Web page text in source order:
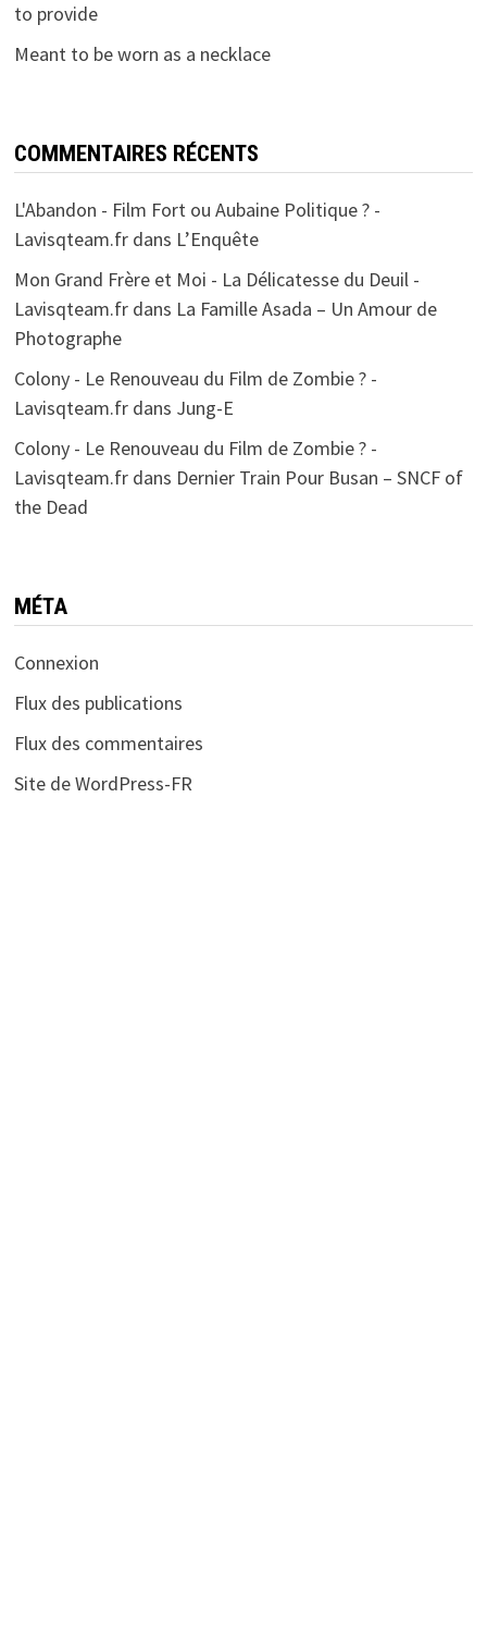
to provide
Meant to be worn as a necklace
COMMENTAIRES RÉCENTS
L'Abandon - Film Fort ou Aubaine Politique ? -
Lavisqteam.frdans L’Enquête
Mon Grand Frère et Moi - La Délicatesse du Deuil -
Lavisqteam.frdans La Famille Asada – Un Amour de
Photographe
Colony - Le Renouveau du Film de Zombie ? -
Lavisqteam.frdans Jung-E
Colony - Le Renouveau du Film de Zombie ? -
Lavisqteam.frdans Dernier Train Pour Busan – SNCF of
the Dead
MÉTA
Connexion
Flux des publications
Flux des commentaires
Site de WordPress-FR